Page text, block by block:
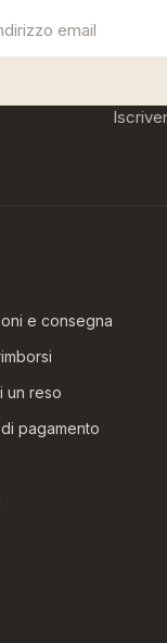
e consegna
un reso
pagamento